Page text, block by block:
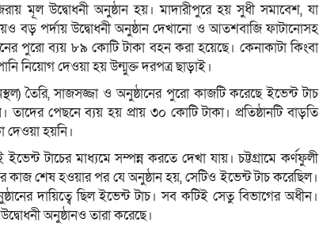
মূল উদ্বোধনী অনুষ্ঠান হয়। মাদারীপুরে হয় সুধী সমাবেশ, যা
বড় পর্দায় উদ্বোধনী অনুষ্ঠান দেখানো ও আতশবাজি ফাটানোসহ
পুরো ব্যয় ৮৯ কোটি টাকা বহন করা হয়েছে। কেনাকাটা কিংবা
নিয়োগ দেওয়া হয় উন্মুক্ত দরপত্র ছাড়াই।
তৈরি, সাজসজ্জা ও অনুষ্ঠানের পুরো কাজটি করেছে ইভেন্ট টাচ
তাদের পেছনে ব্যয় হয় প্রায় ৩০ কোটি টাকা। প্রতিষ্ঠানটি বাড়তি
দেওয়া হয়নি।
টাচের মাধ্যমে সম্পন্ন করতে দেখা যায়। চট্টগ্রামে কর্ণফুলী
কাজ শেষ হওয়ার পর যে অনুষ্ঠান হয়, সেটিও ইভেন্ট টাচ করেছিল।
দায়িত্বে ছিল ইভেন্ট টাচ। সব কটিই সেতু বিভাগের অধীন।
অনুষ্ঠানও তারা করেছে।